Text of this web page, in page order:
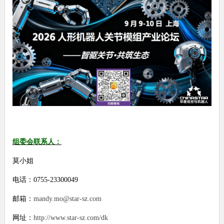
组委会联系人：
莫小姐
电话： 0755-23300049
邮箱： mandy.mo@star-sz.com
网址： http://www.star-sz.com/dk